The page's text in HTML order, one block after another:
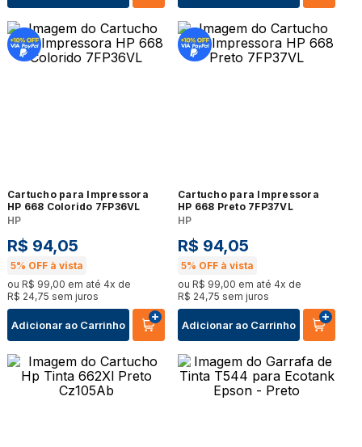
Cartucho para Impressora
HP 668 Colorido 7FP36VL
HP
R$ 94,05
5% OFF à vista
ou R$ 99,00 em até 4x de
R$ 24,75 sem juros
Adicionar ao Carrinho
Cartucho para Impressora
HP 668 Preto 7FP37VL
HP
R$ 94,05
5% OFF à vista
ou R$ 99,00 em até 4x de
R$ 24,75 sem juros
Adicionar ao Carrinho